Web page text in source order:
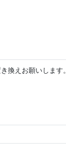
換えお願いします。